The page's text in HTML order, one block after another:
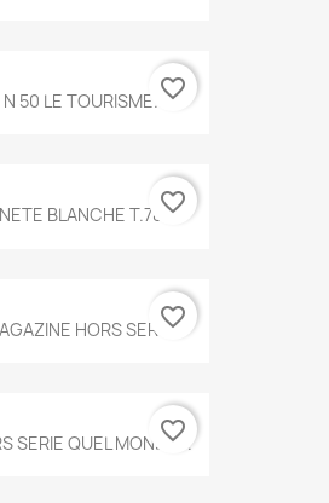
N 50 LE TOURISME...favorite_border
BLANCHE T.785favorite_border
HORS SERIE...
favorite_border
SERIE QUEL MONDE...
favorite_border